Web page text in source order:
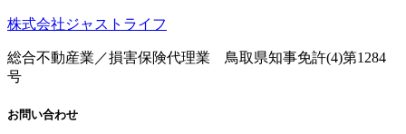
株式会社ジャストライフ
総合不動産業／損害保険代理業 鳥取県知事免許(4)第1284
号
お問い合わせ